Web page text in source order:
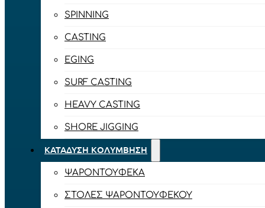
SPINNING
CASTING
EGING
SURF CASTING
HEAVY CASTING
SHORE JIGGING
ΚΑΤΆΔΥΣΗ ΚΟΛΎΜΒΗΣΗ
ΨΑΡΟΝΤΟΎΦΕΚΑ
ΣΤΟΛΈΣ ΨΑΡΟΝΤΟΎΦΕΚΟΥ